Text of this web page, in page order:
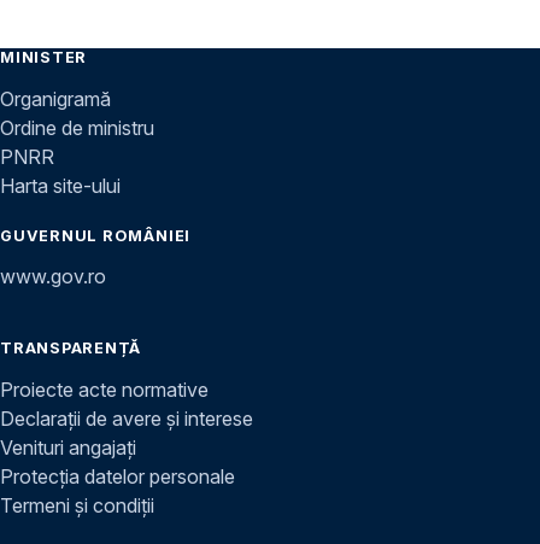
MINISTER
Organigramă
Ordine de ministru
PNRR
Harta site-ului
GUVERNUL ROMÂNIEI
www.gov.ro
TRANSPARENȚĂ
Proiecte acte normative
Declarații de avere și interese
Venituri angajați
Protecția datelor personale
Termeni și condiții